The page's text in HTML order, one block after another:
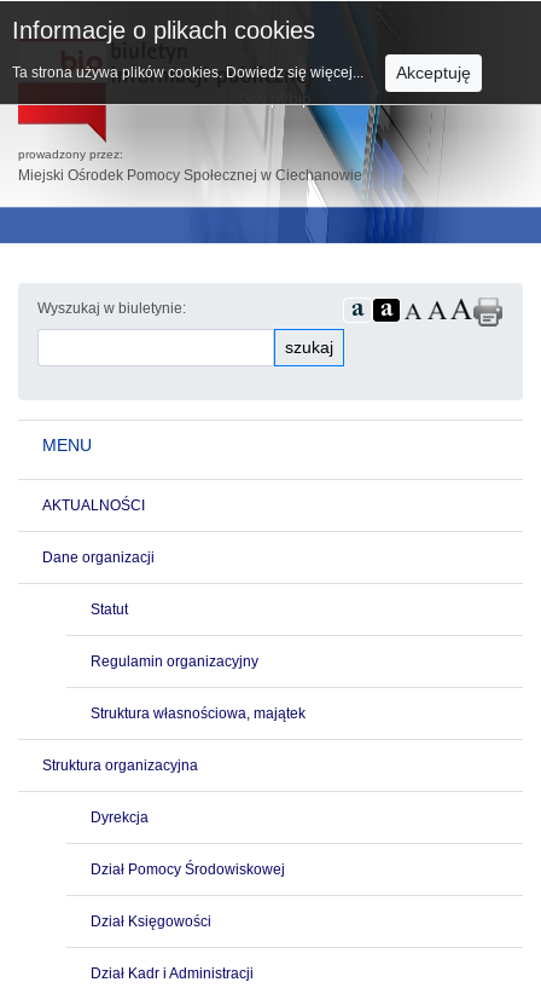
prowadzony przez:
Miejski Ośrodek Pomocy Społecznej w Ciechanowie
Wyszukaj w biuletynie:
szukaj
MENU
AKTUALNOŚCI
Dane organizacji
Statut
Regulamin organizacyjny
Struktura własnościowa, majątek
Struktura organizacyjna
Dyrekcja
Dział Pomocy Środowiskowej
Dział Księgowości
Dział Kadr i Administracji
Informacje o plikach cookies
Ta strona używa plików cookies. Dowiedz się więcej... Akceptuję